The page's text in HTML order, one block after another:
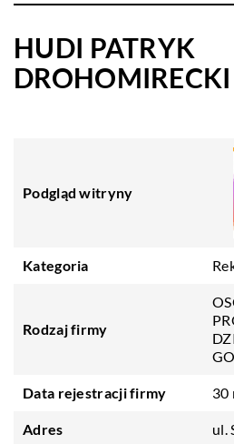
HUDI PATRYK
DROHOMIRECKI
Podgląd witryny
Kategoria
Rodzaj firmy
Data rejestracji firmy 30
Adres ul.